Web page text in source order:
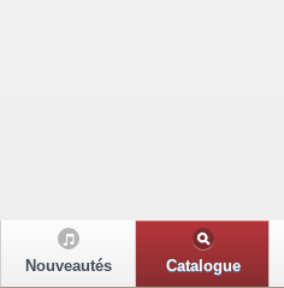
Nouveautés Catalogue